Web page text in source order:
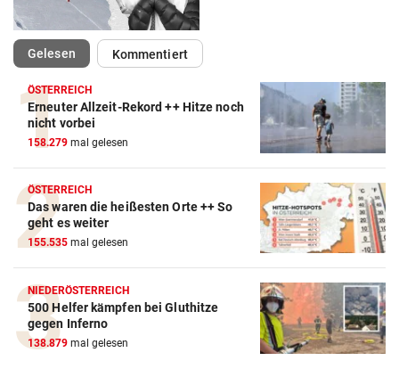
Gelesen(ausgewählt)Kommentiert
ÖSTERREICH
Erneuter Allzeit-Rekord ++ Hitze noch
nicht vorbei
158.279 mal gelesen
ÖSTERREICH
Das waren die heißesten Orte ++ So
geht es weiter
155.535 mal gelesen
NIEDERÖSTERREICH
500 Helfer kämpfen bei Gluthitze
gegen Inferno
138.879 mal gelesen
Action-Cam Vergleich
ZUM VERGLEICH
Crosstrainer Vergleich
ZUM VERGLEICH
E-Bike Vergleich
ZUM VERGLEICH
Elektro-Scooter Vergleich
ZUM VERGLEICH